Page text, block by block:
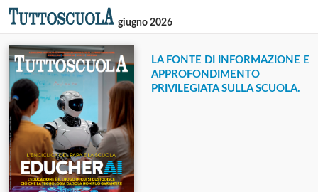
giugno 2026
LA FONTE DI INFORMAZIONE E
APPROFONDIMENTO
PRIVILEGIATA SULLA SCUOLA.